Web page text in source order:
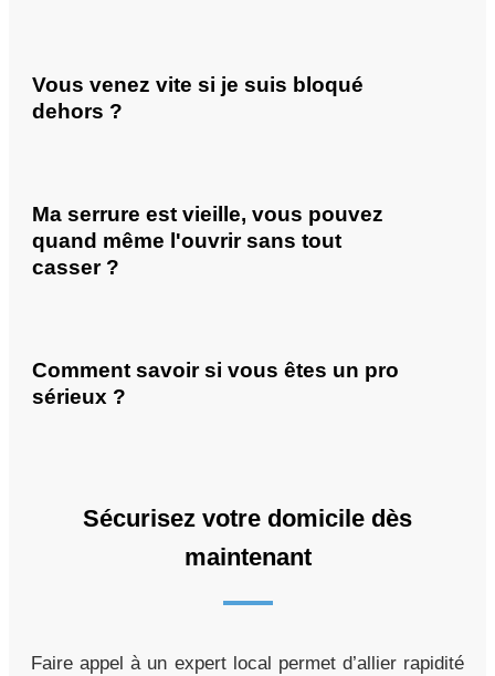
Vous venez vite si je suis bloqué
dehors ?
Ma serrure est vieille, vous pouvez
quand même l'ouvrir sans tout
casser ?
Comment savoir si vous êtes un pro
sérieux ?
Sécurisez votre domicile dès
maintenant
Faire appel à un expert local permet d’allier rapidité